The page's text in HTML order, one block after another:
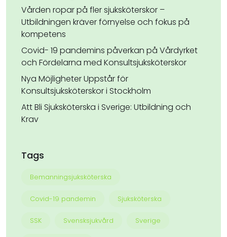
Vården ropar på fler sjuksköterskor –
Utbildningen kräver förnyelse och fokus på
kompetens
Covid- 19 pandemins påverkan på Vårdyrket
och Fördelarna med Konsultsjuksköterskor
Nya Möjligheter Uppstår för
Konsultsjuksköterskor i Stockholm
Att Bli Sjuksköterska i Sverige: Utbildning och
Krav
Tags
Bemanningsjuksköterska
Covid-19 pandemin Sjuksköterska
SSK Svensksjukvård Sverige